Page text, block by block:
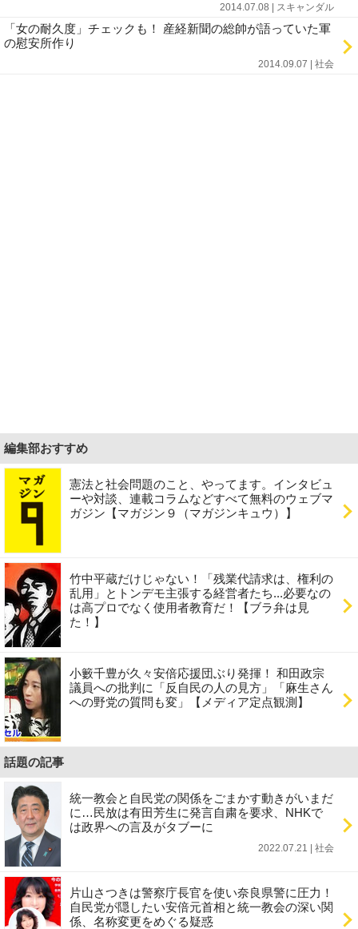
2014.07.08 | スキャンダル
「女の耐久度」チェックも！ 産経新聞の総帥が語っていた軍
の慰安所作り
2014.09.07 | 社会
編集部おすすめ
憲法と社会問題のこと、やってます。インタビュ
ーや対談、連載コラムなどすべて無料のウェブマ
ガジン【マガジン９（マガジンキュウ）】
竹中平蔵だけじゃない！「残業代請求は、権利の
乱用」とトンデモ主張する経営者たち...必要なの
は高プロでなく使用者教育だ！【ブラ弁は見
た！】
小籔千豊が久々安倍応援団ぶり発揮！ 和田政宗
議員への批判に「反自民の人の見方」「麻生さん
への野党の質問も変」【メディア定点観測】
話題の記事
統一教会と自民党の関係をごまかす動きがいまだ
に…民放は有田芳生に発言自粛を要求、NHKで
は政界への言及がタブーに
2022.07.21 | 社会
片山さつきは警察庁長官を使い奈良県警に圧力！
自民党が隠したい安倍元首相と統一教会の深い関
係、名称変更をめぐる疑惑